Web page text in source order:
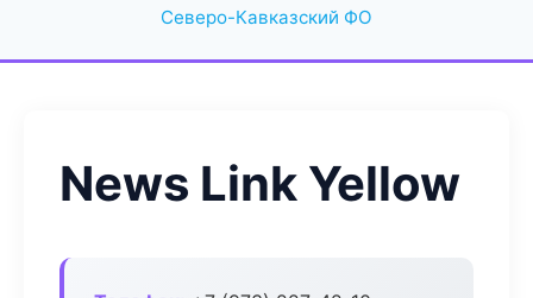
Северо-Кавказский ФО
News Link Yellow